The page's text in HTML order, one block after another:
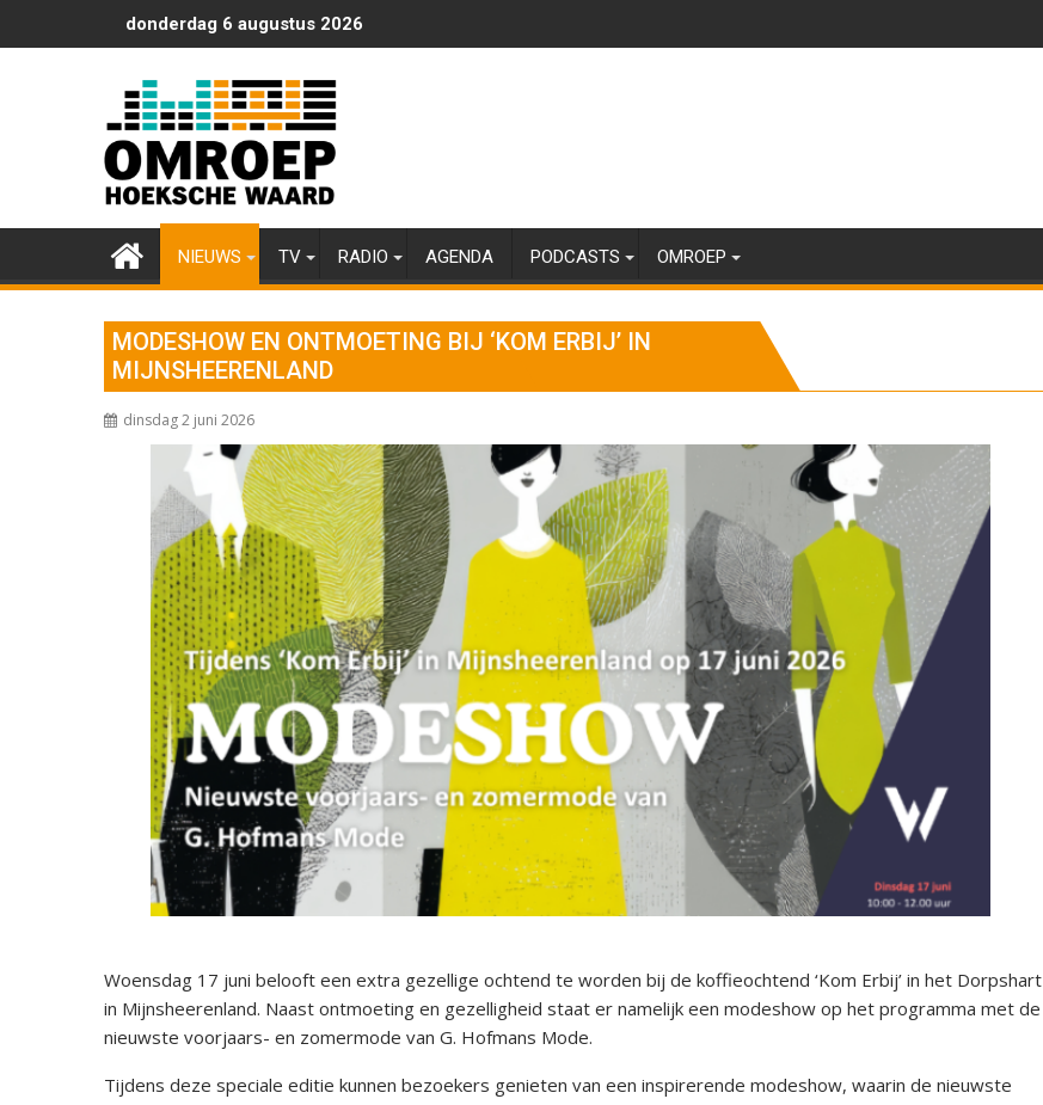
naar
donderdag 6 augustus 2026
NIEUWS TV RADIO AGENDA PODCASTS OMROEP
MODESHOW EN ONTMOETING BIJ ‘KOM ERBIJ’ IN
MIJNSHEERENLAND
dinsdag 2 juni 2026
Woensdag 17 juni belooft een extra gezellige ochtend te worden bij de koffieochtend ‘Kom Erbij’ in het Dorpshart
in Mijnsheerenland. Naast ontmoeting en gezelligheid staat er namelijk een modeshow op het programma met de
nieuwste voorjaars- en zomermode van G. Hofmans Mode.
Tijdens deze speciale editie kunnen bezoekers genieten van een inspirerende modeshow, waarin de nieuwste